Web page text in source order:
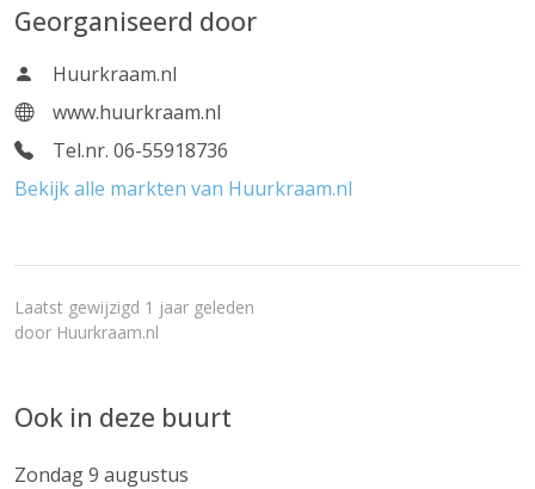
Georganiseerd door
Huurkraam.nl
www.huurkraam.nl
Tel.nr. 06-55918736
Bekijk alle markten van Huurkraam.nl
Laatst gewijzigd 1 jaar geleden
door Huurkraam.nl
Ook in deze buurt
Zondag 9 augustus